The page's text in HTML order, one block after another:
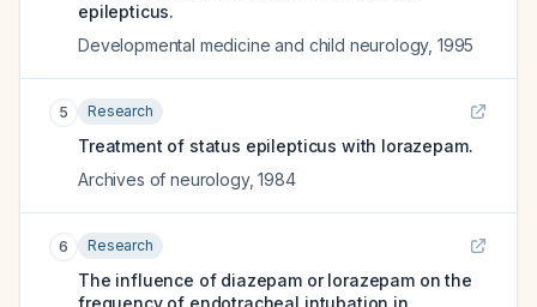
epilepticus.
Developmental medicine and child neurology, 1995
5 Research
Treatment of status epilepticus with lorazepam.
Archives of neurology,1984
6 Research
The influence of diazepam or lorazepam on the
frequency of endotracheal intubation in